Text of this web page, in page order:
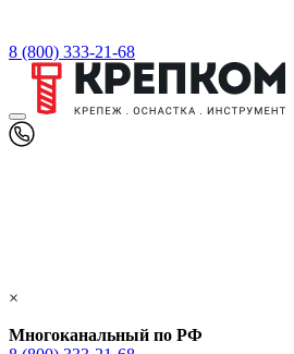
8 (800) 333-21-68
×
Многоканальный по РФ